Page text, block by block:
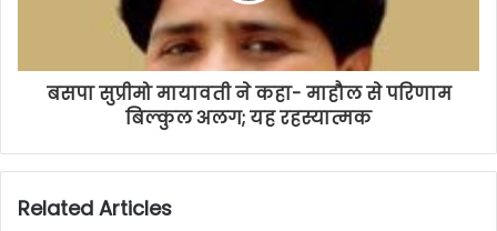
बसपा सुप्रीमो मायावती ने कहा- माहौल से परिणाम
बिल्कुल अलग; यह रहस्यात्मक
Related Articles